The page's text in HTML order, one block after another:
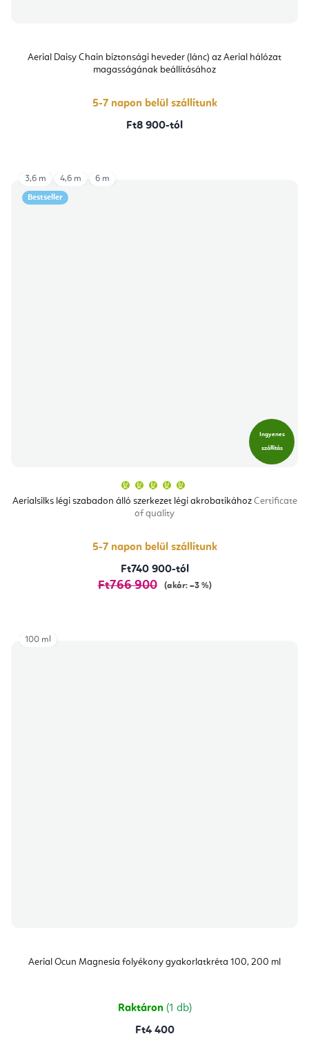
Aerial Daisy Chain biztonsági heveder (lánc) az Aerial hálózat
magasságának beállításához
5-7 napon belül szállítunk
Ft8 900-tól
Bestseller
Ingyenes
szállítás
Aerialsilks légi szabadon álló szerkezet légi akrobatikához Certificate
of quality
átlagos
értékelése
csillag.
5-7 napon belül szállítunk
Ft740 900-tól
Ft766 900 (akár: –3 %)
3,6 m 4,6 m 6 m
Aerial Ocun Magnesia folyékony gyakorlatkréta 100, 200 ml
Raktáron (1 db)
Ft4 400
100 ml